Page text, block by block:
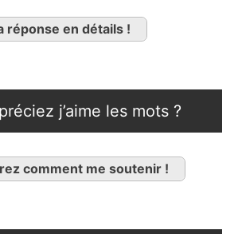
réponse en détails !
j’aime les mots ?
comment me soutenir !